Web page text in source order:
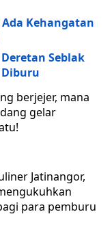
Kehangatan
Seblak
berjejer, mana
gelar
Jatinangor,
para pemburu